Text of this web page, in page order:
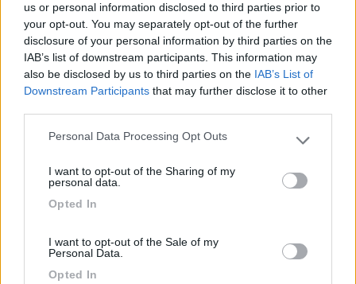
us or personal information disclosed to third parties prior to
your opt-out. You may separately opt-out of the further
disclosure of your personal information by third parties on the
IAB’s list of downstream participants. This information may
also be disclosed by us to third parties on the IAB’s List of
Downstream Participants that may further disclose it to other
Please note that this website/app uses one or more Google
not limited to your visit or usage behaviour. You may click to
use your data for below specified purposes in below Google
Personal Data Processing Opt Outs
I want to opt-out of the Sharing of my
personal data.
Opted In
I want to opt-out of the Sale of my
Personal Data.
Opted In
Accoglienza
Punto ristoro
Servizi
AnTe 29/05/2023 14:20
Ottimo campeggio sul mare, servizi estremamente
Abbiamo molto apprezzato il tempo trascorso
qui. Il posto offre molti servizi tra wi-fi, accesso
alla spiaggia, lavanderia, ecc. Veramente un